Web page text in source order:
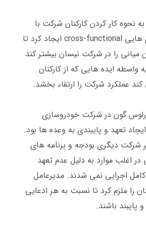
نحوه کار کردن کارکنان شرکت با
هایی
ایجاد کرد تا
میانی را در شرکت نیسان بیشتر کند
واسطه ایده هایی که از کارکنان
عملکرد شرکت را ارتقاء بخشد.
گون در شرکت خودروسازی
تعهد و پایبندی به وعده ها بود.
شرکت دیگری بودجه و برنامه های
اغلب موارد به دلیل عدم تعهد
کامل اجرایی نمی شدند. مدیرعامل
را ملزم کرد تا نسبت به هر ادعایی
پایبند باشند.